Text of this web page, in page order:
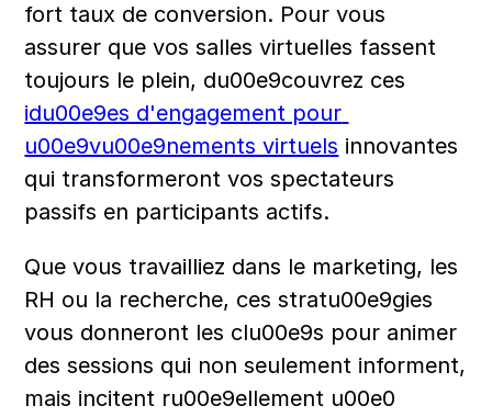
fort taux de conversion. Pour vous
assurer que vos salles virtuelles fassent
idu00e9es d'engagement pour
u00e9vu00e9nements virtuels innovantes
qui transformeront vos spectateurs
passifs en participants actifs.
Que vous travailliez dans le marketing, les
RH ou la recherche, ces stratu00e9gies
vous donneront les clu00e9s pour animer
des sessions qui non seulement informent,
mais incitent ru00e9ellement u00e0